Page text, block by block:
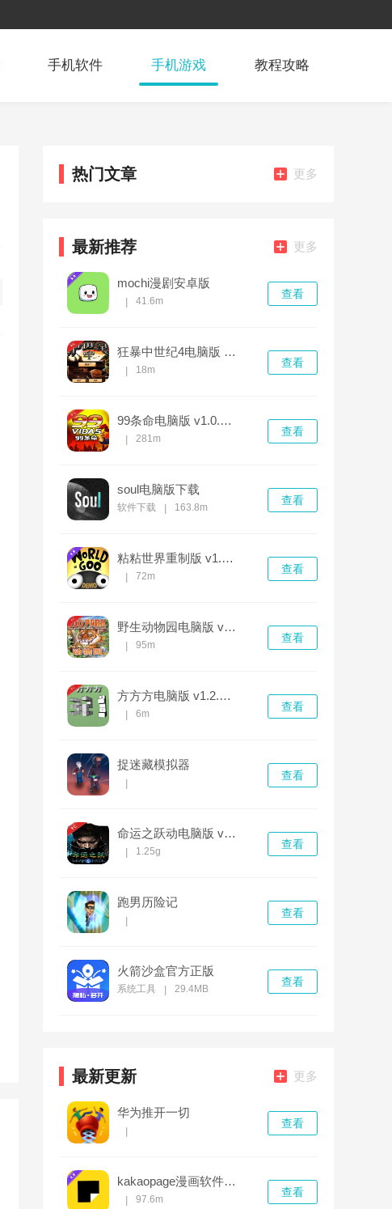
手机软件 手机游戏 教程攻略
热门文章 更多
最新推荐 更多
mochi漫剧安卓版
41.6m
查看
狂暴中世纪4电脑版 v1.0.0中文版
18m
查看
99条命电脑版 v1.0.0最新版
281m
查看
soul电脑版下载
软件下载 163.8m
查看
粘粘世界重制版 v1.0.0官方版
72m
查看
野生动物园电脑版 v1.0.0
95m
查看
方方方电脑版 v1.2.0完整版
6m
查看
捉迷藏模拟器
查看
命运之跃动电脑版 v1.0.0正式版
1.25g
查看
跑男历险记
查看
火箭沙盒官方正版
系统工具 29.4MB
查看
最新更新 更多
华为推开一切
查看
kakaopage漫画软件 v7.31.0.6332免费版
97.6m
查看